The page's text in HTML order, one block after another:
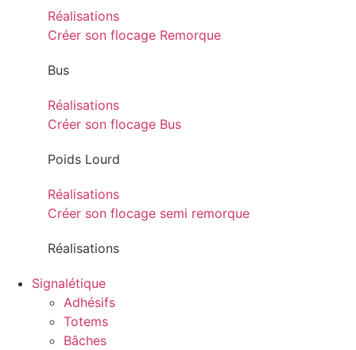
Réalisations
Créer son flocage Remorque
Bus
Réalisations
Créer son flocage Bus
Poids Lourd
Réalisations
Créer son flocage semi remorque
Réalisations
Signalétique
Adhésifs
Totems
Bâches